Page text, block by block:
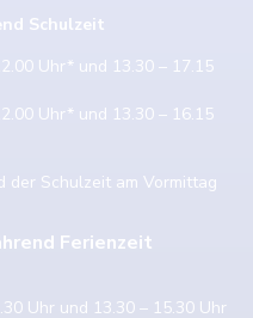
Schulzeit
Uhr* und 13.30 – 17.15
Uhr* und 13.30 – 16.15
Schulzeit am Vormittag
Ferienzeit
Uhr und 13.30 – 15.30 Uhr